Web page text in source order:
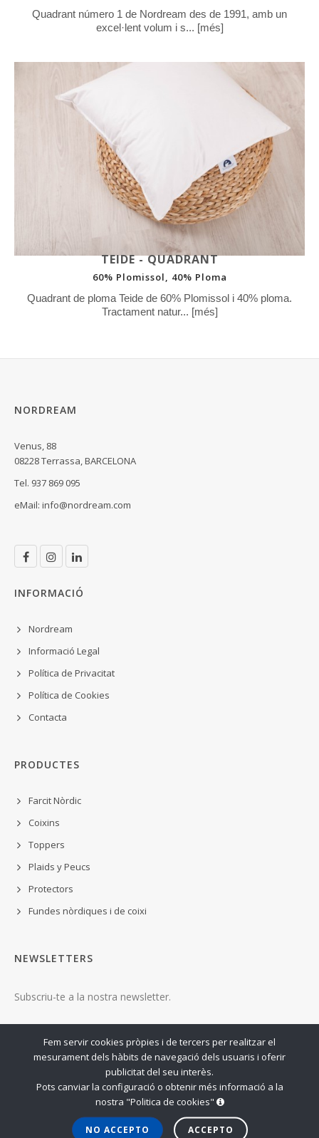
Fem servir cookies pròpies i de tercers per realitzar el
mesurament dels hàbits de navegació dels usuaris i oferir
publicitat del seu interès.
Pots canviar la configuració o obtenir més informació a la
nostra "Politica de cookies"
NO ACCEPTO ACCEPTO
Quadrant número 1 de Nordream des de 1991, amb un
excel·lent volum i s... [més]
TEIDE - QUADRANT
60% Plomissol, 40% Ploma
Quadrant de ploma Teide de 60% Plomissol i 40% ploma.
Tractament natur... [més]
NORDREAM
Venus, 88
08228 Terrassa, BARCELONA
Tel. 937 869 095
eMail: info@nordream.com
INFORMACIÓ
Nordream
Informació Legal
Política de Privacitat
Política de Cookies
Contacta
PRODUCTES
Farcit Nòrdic
Coixins
Toppers
Plaids y Peucs
Protectors
Fundes nòrdiques i de coixi
NEWSLETTERS
Subscriu-te a la nostra newsletter.
ENVIAR
© COPYRIGHT 2026 - NORDREAM S.L.